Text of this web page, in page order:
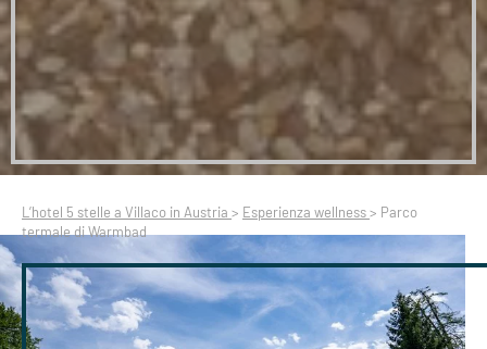
L’hotel 5 stelle a Villaco in Austria > Esperienza wellness> Parco
termale di Warmbad